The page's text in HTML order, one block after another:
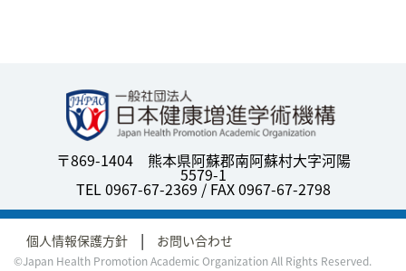
〒869-1404 熊本県阿蘇郡南阿蘇村大字河陽
5579-1
TEL 0967-67-2369 / FAX 0967-67-2798
個人情報保護方針 お問い合わせ
©Japan Health Promotion Academic Organization All Rights Reserved.